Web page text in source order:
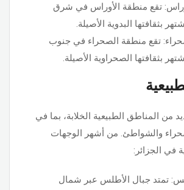
تقع منطقة الأوراس في شرق
بثقافتها البدوية الأصيلة.
تقع منطقة الصحراء في جنوب
بثقافتها الصحراوية الأصيلة.
من المناطق الطبيعية الخلابة، بما في
والشواطئ. من أشهر الوجهات
في الجزائر:
تمتد جبال الأطلس عبر شمال